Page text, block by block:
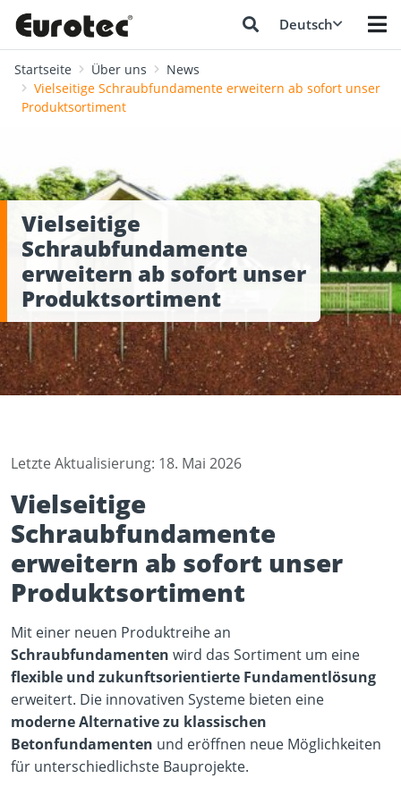
Deutsch
Startseite Über uns
News
Vielseitige Schraubfundamente erweitern ab sofort unser
Produktsortiment
Vielseitige
Schraubfundamente
erweitern ab sofort unser
Produktsortiment
Letzte Aktualisierung: 18. Mai 2026
Vielseitige
Schraubfundamente
erweitern ab sofort unser
Produktsortiment
Mit einer neuen Produktreihe an
Schraubfundamenten wird das Sortiment um eine
flexible und zukunftsorientierte Fundamentlösung
erweitert. Die innovativen Systeme bieten eine
moderne Alternative zu klassischen
Betonfundamenten und eröffnen neue Möglichkeiten
für unterschiedlichste Bauprojekte.